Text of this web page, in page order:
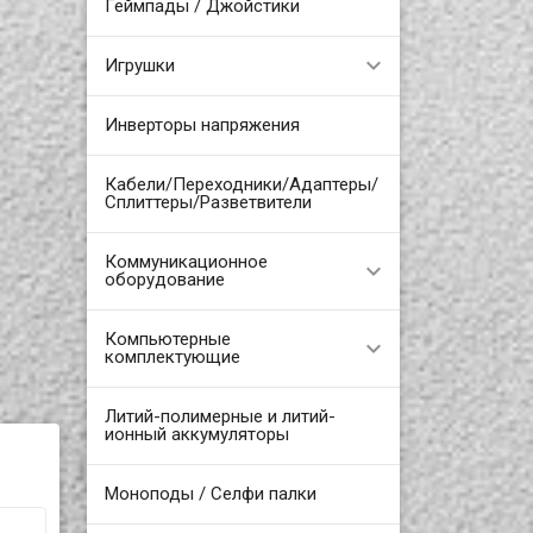
Геймпады / Джойстики
Игрушки
Инверторы напряжения
Кабели/Переходники/Адаптеры/
Сплиттеры/Разветвители
Коммуникационное
оборудование
Компьютерные
комплектующие
Литий-полимерные и литий-
ионный аккумуляторы
Моноподы / Селфи палки